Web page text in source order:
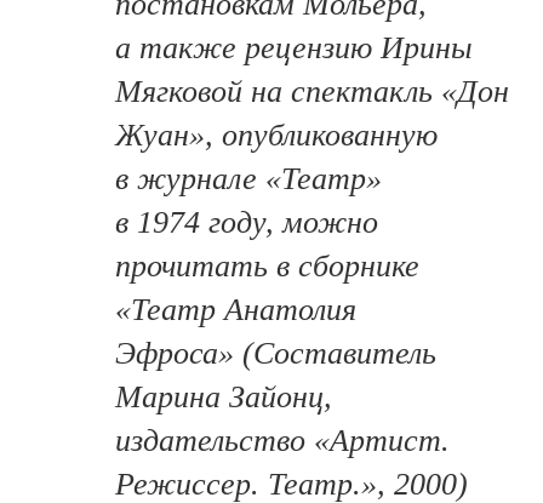
а также рецензию Ирины
Мягковой на спектакль «Дон
Жуан», опубликованную
в журнале «Театр»
в 1974 году, можно
прочитать в сборнике
«Театр Анатолия
Эфроса» (Составитель
Марина Зайонц,
издательство «Артист.
Режиссер. Театр.», 2000)